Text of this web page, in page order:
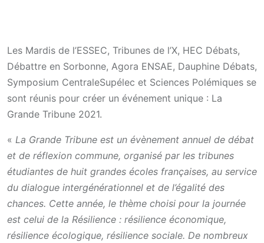
Les Mardis de l’ESSEC, Tribunes de l’X, HEC Débats,
Débattre en Sorbonne, Agora ENSAE, Dauphine Débats,
Symposium CentraleSupélec et Sciences Polémiques se
sont réunis pour créer un événement unique : La
Grande Tribune 2021.
« La Grande Tribune est un évènement annuel de débat
et de réflexion commune, organisé par les tribunes
étudiantes de huit grandes écoles françaises, au service
du dialogue intergénérationnel et de l’égalité des
chances. Cette année, le thème choisi pour la journée
est celui de la Résilience : résilience économique,
résilience écologique, résilience sociale. De nombreux